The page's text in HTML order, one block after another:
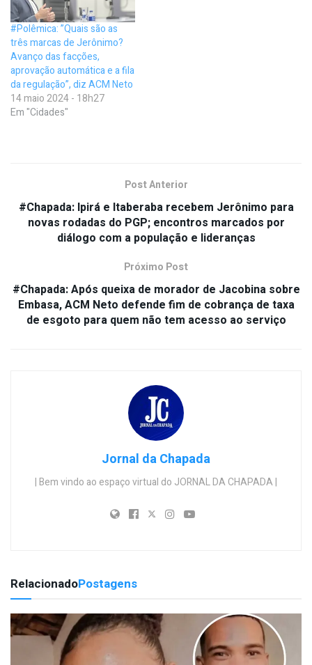
#Polêmica: ”Quais são as
três marcas de Jerônimo?
Avanço das facções,
aprovação automática e a fila
da regulação”, diz ACM Neto
14 maio 2024 - 18h27
Em "Cidades"
Post Anterior
#Chapada: Ipirá e Itaberaba recebem Jerônimo para
novas rodadas do PGP; encontros marcados por
diálogo com a população e lideranças
Próximo Post
#Chapada: Após queixa de morador de Jacobina sobre
Embasa, ACM Neto defende fim de cobrança de taxa
de esgoto para quem não tem acesso ao serviço
Jornal da Chapada
| Bem vindo ao espaço virtual do JORNAL DA CHAPADA |
RelacionadoPostagens